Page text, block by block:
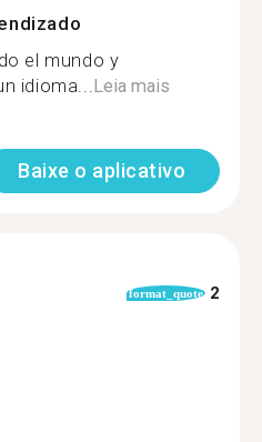
el mundo y
idioma...Leia mais
Baixe o aplicativo
format_quote 2